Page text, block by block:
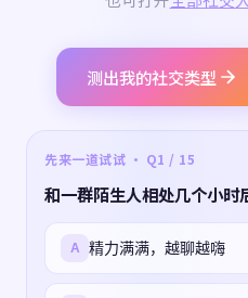
测出我的社交类型
先来一道试试 · Q1 / 15
和一群陌生人相处几个小时
A 精力满满，越聊越嗨